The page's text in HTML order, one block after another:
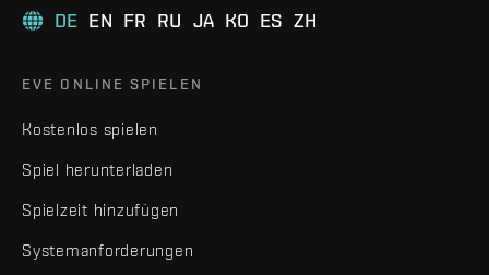
DE EN FR RU JA KO ES ZH
EVE ONLINE SPIELEN
Kostenlos spielen
Spiel herunterladen
Spielzeit hinzufügen
Systemanforderungen